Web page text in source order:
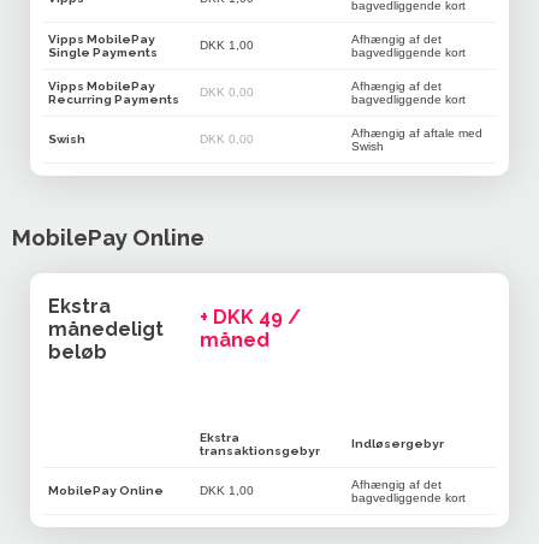
bagvedliggende kort
Vipps MobilePay
Single Payments
DKK 1,00
Afhængig af det
bagvedliggende kort
Vipps MobilePay
Recurring Payments
DKK 0,00
Afhængig af det
bagvedliggende kort
Swish DKK 0,00
Afhængig af aftale med
Swish
MobilePay Online
Ekstra
månedeligt
beløb
+ DKK 49 /
måned
Ekstra
transaktionsgebyr
Indløsergebyr
MobilePay Online DKK 1,00
Afhængig af det
bagvedliggende kort